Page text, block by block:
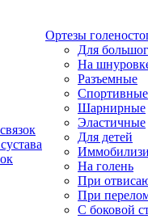
Ортезы
Для
На
Разъемные
Спортивные
Шарнирные
Эластичные
Для детей
На голень
При
При
С боковой